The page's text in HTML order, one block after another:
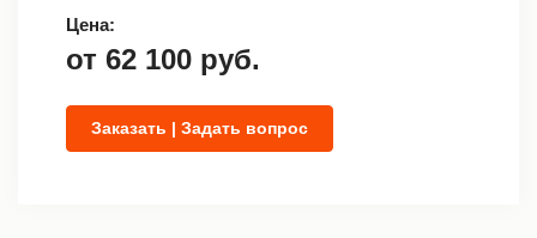
Цена:
от 62 100 руб.
Заказать | Задать вопрос